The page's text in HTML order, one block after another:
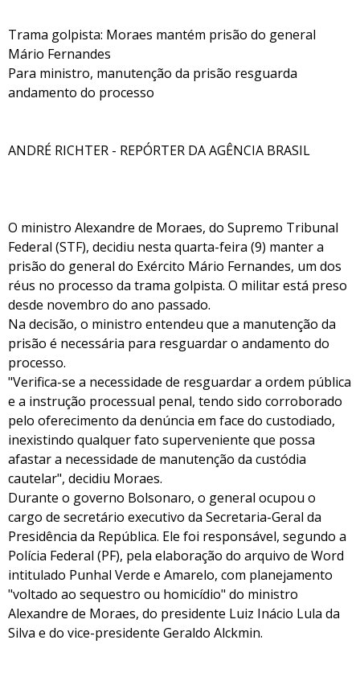
Trama golpista: Moraes mantém prisão do general
Mário Fernandes
Para ministro, manutenção da prisão resguarda
andamento do processo
ANDRÉ RICHTER - REPÓRTER DA AGÊNCIA BRASIL
O ministro Alexandre de Moraes, do Supremo Tribunal
Federal (STF), decidiu nesta quarta-feira (9) manter a
prisão do general do Exército Mário Fernandes, um dos
réus no processo da trama golpista. O militar está preso
desde novembro do ano passado.
Na decisão, o ministro entendeu que a manutenção da
prisão é necessária para resguardar o andamento do
processo.
"Verifica-se a necessidade de resguardar a ordem pública
e a instrução processual penal, tendo sido corroborado
pelo oferecimento da denúncia em face do custodiado,
inexistindo qualquer fato superveniente que possa
afastar a necessidade de manutenção da custódia
cautelar", decidiu Moraes.
Durante o governo Bolsonaro, o general ocupou o
cargo de secretário executivo da Secretaria-Geral da
Presidência da República. Ele foi responsável, segundo a
Polícia Federal (PF), pela elaboração do arquivo de Word
intitulado Punhal Verde e Amarelo, com planejamento
"voltado ao sequestro ou homicídio" do ministro
Alexandre de Moraes, do presidente Luiz Inácio Lula da
Silva e do vice-presidente Geraldo Alckmin.